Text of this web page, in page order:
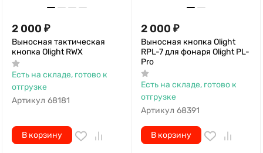
2 000 ₽
Выносная тактическая
кнопка Olight RWX
Есть на складе, готово к
отгрузке
Артикул 68181
В корзину
2 000 ₽
Выносная кнопка Olight
RPL-7 для фонаря Olight PL-
Pro
Есть на складе, готово к
отгрузке
Артикул 68391
В корзину